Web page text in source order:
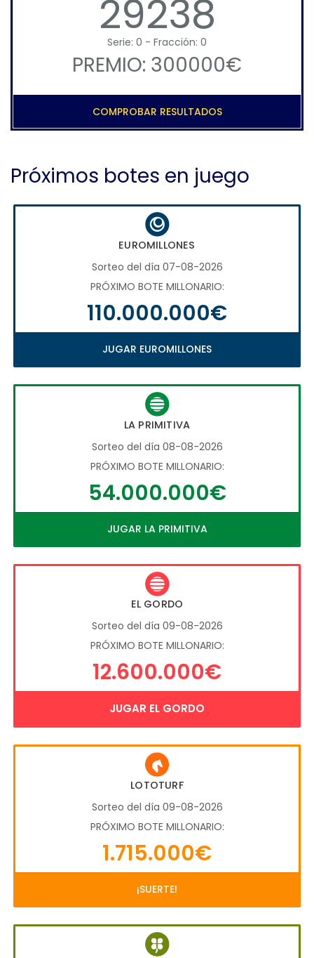
29238
Serie: 0 - Fracción: 0
PREMIO: 300000€
COMPROBAR RESULTADOS
Próximos botes en juego
EUROMILLONES
Sorteo del día 07-08-2026
PRÓXIMO BOTE MILLONARIO:
110.000.000€
JUGAR EUROMILLONES
LA PRIMITIVA
Sorteo del día 08-08-2026
PRÓXIMO BOTE MILLONARIO:
54.000.000€
JUGAR LA PRIMITIVA
EL GORDO
Sorteo del día 09-08-2026
PRÓXIMO BOTE MILLONARIO:
12.600.000€
JUGAR EL GORDO
LOTOTURF
Sorteo del día 09-08-2026
PRÓXIMO BOTE MILLONARIO:
1.715.000€
¡SUERTE!